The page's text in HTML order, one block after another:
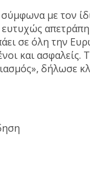
με τον
σε όλη την
και ασφαλείς.
δήλωσε